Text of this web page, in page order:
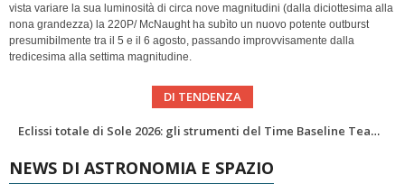
vista variare la sua luminosità di circa nove magnitudini (dalla diciottesima alla
nona grandezza) la 220P/ McNaught ha subìto un nuovo potente outburst
presumibilmente tra il 5 e il 6 agosto, passando improvvisamente dalla
tredicesima alla settima magnitudine.
DI TENDENZA
Abell 2255 nel radio più profondo di sempre: nuova mappa del campo magnetico di un ammasso di galassie
NEWS DI ASTRONOMIA E SPAZIO